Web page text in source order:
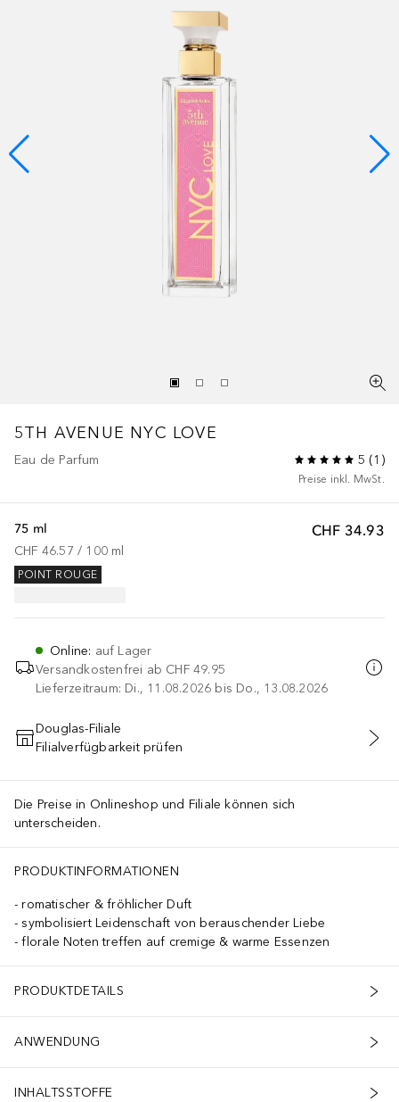
5TH AVENUE NYC LOVE
Eau de Parfum 5 (1 )
Preise inkl. MwSt.
CHF 34.93
75 ml
CHF 46.57 / 100 ml
POINT ROUGE
Online: auf Lager
Versandkostenfrei ab CHF 49.95
Lieferzeitraum: Di., 11.08.2026 bis Do., 13.08.2026
IN DEN WARENKORB
Douglas-Filiale
Filialverfügbarkeit prüfen
Die Preise in Onlineshop und Filiale können sich
unterscheiden.
PRODUKTINFORMATIONEN
romatischer & fröhlicher Duft
symbolisiert Leidenschaft von berauschender Liebe
florale Noten treffen auf cremige & warme Essenzen
PRODUKTDETAILS
ANWENDUNG
INHALTSSTOFFE